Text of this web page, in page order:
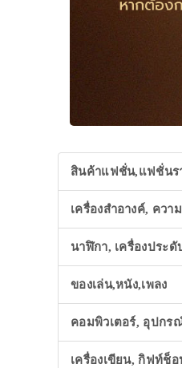
สินค้าแฟชั่น,แฟชั่นร
เครื่องสำอางค์, ควา
นาฬิกา, เครื่องประดั
ของเล่น,หนัง,เพลง
คอมพิวเตอร์, อุปกร
เครื่องเขียน, กิฟท์ช็อ